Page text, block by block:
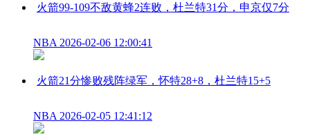
火箭99-109不敌黄蜂2连败，杜兰特31分，申京仅7分
NBA 2026-02-06 12:00:41
火箭21分惨败残阵绿军，怀特28+8，杜兰特15+5
NBA 2026-02-05 12:41:12